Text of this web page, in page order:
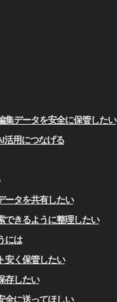
集データを安全に保管したい
活用につなげる
ータを共有したい
できるように整理したい
には
安く保管したい
存したい
全に送ってほしい